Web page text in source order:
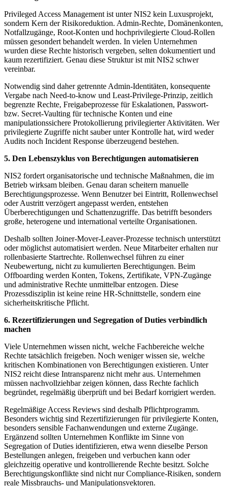
Privileged Access Management ist unter NIS2 kein Luxusprojekt,
sondern Kern der Risikoreduktion. Admin-Rechte, Domänenkonten,
Notfallzugänge, Root-Konten und hochprivilegierte Cloud-Rollen
müssen gesondert behandelt werden. In vielen Unternehmen
wurden diese Rechte historisch vergeben, selten dokumentiert und
kaum rezertifiziert. Genau diese Struktur ist mit NIS2 schwer
vereinbar.
Notwendig sind daher getrennte Admin-Identitäten, konsequente
Vergabe nach Need-to-know und Least-Privilege-Prinzip, zeitlich
begrenzte Rechte, Freigabeprozesse für Eskalationen, Passwort-
bzw. Secret-Vaulting für technische Konten und eine
manipulationssichere Protokollierung privilegierter Aktivitäten. Wer
privilegierte Zugriffe nicht sauber unter Kontrolle hat, wird weder
Audits noch Incident Response überzeugend bestehen.
5. Den Lebenszyklus von Berechtigungen automatisieren
NIS2 fordert organisatorische und technische Maßnahmen, die im
Betrieb wirksam bleiben. Genau daran scheitern manuelle
Berechtigungsprozesse. Wenn Benutzer bei Eintritt, Rollenwechsel
oder Austritt verzögert angepasst werden, entstehen
Überberechtigungen und Schattenzugriffe. Das betrifft besonders
große, heterogene und international verteilte Organisationen.
Deshalb sollten Joiner-Mover-Leaver-Prozesse technisch unterstützt
oder möglichst automatisiert werden. Neue Mitarbeiter erhalten nur
rollenbasierte Startrechte. Rollenwechsel führen zu einer
Neubewertung, nicht zu kumulierten Berechtigungen. Beim
Offboarding werden Konten, Tokens, Zertifikate, VPN-Zugänge
und administrative Rechte unmittelbar entzogen. Diese
Prozessdisziplin ist keine reine HR-Schnittstelle, sondern eine
sicherheitskritische Pflicht.
6. Rezertifizierungen und Segregation of Duties verbindlich
machen
Viele Unternehmen wissen nicht, welche Fachbereiche welche
Rechte tatsächlich freigeben. Noch weniger wissen sie, welche
kritischen Kombinationen von Berechtigungen existieren. Unter
NIS2 reicht diese Intransparenz nicht mehr aus. Unternehmen
müssen nachvollziehbar zeigen können, dass Rechte fachlich
begründet, regelmäßig überprüft und bei Bedarf korrigiert werden.
Regelmäßige Access Reviews sind deshalb Pflichtprogramm.
Besonders wichtig sind Rezertifizierungen für privilegierte Konten,
besonders sensible Fachanwendungen und externe Zugänge.
Ergänzend sollten Unternehmen Konflikte im Sinne von
Segregation of Duties identifizieren, etwa wenn dieselbe Person
Bestellungen anlegen, freigeben und verbuchen kann oder
gleichzeitig operative und kontrollierende Rechte besitzt. Solche
Berechtigungskonflikte sind nicht nur Compliance-Risiken, sondern
reale Missbrauchs- und Manipulationsvektoren.